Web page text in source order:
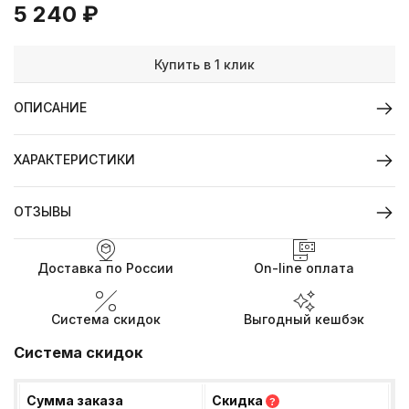
5 240 ₽
Купить в 1 клик
ОПИСАНИЕ
ХАРАКТЕРИСТИКИ
ОТЗЫВЫ
Доставка по России On-line оплата
Система скидок Выгодный кешбэк
Система скидок
Сумма заказа Скидка ?